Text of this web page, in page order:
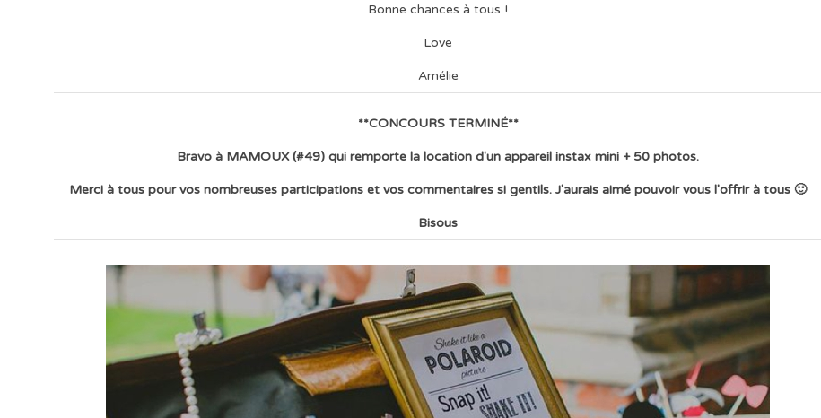
Bonne chances à tous !
Love
Amélie
**CONCOURS TERMINÉ**
Bravo à MAMOUX (#49) qui remporte la location d'un appareil instax mini + 50 photos.
Merci à tous pour vos nombreuses participations et vos commentaires si gentils. J'aurais aimé pouvoir vous l'offrir à tous 🙂
Bisous